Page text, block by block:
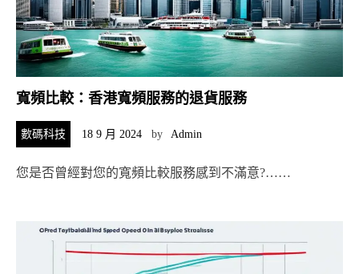
寬頻比較：香港寬頻服務的退貨服務
數碼科技 18 9 月 2024 by Admin
您是否曾經對您的寬頻比較服務感到不滿意?……